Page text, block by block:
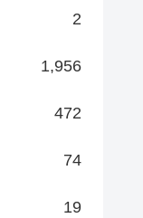
2
1,956
472
74
19